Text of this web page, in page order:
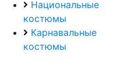
Национальные
костюмы
Карнавальные
костюмы